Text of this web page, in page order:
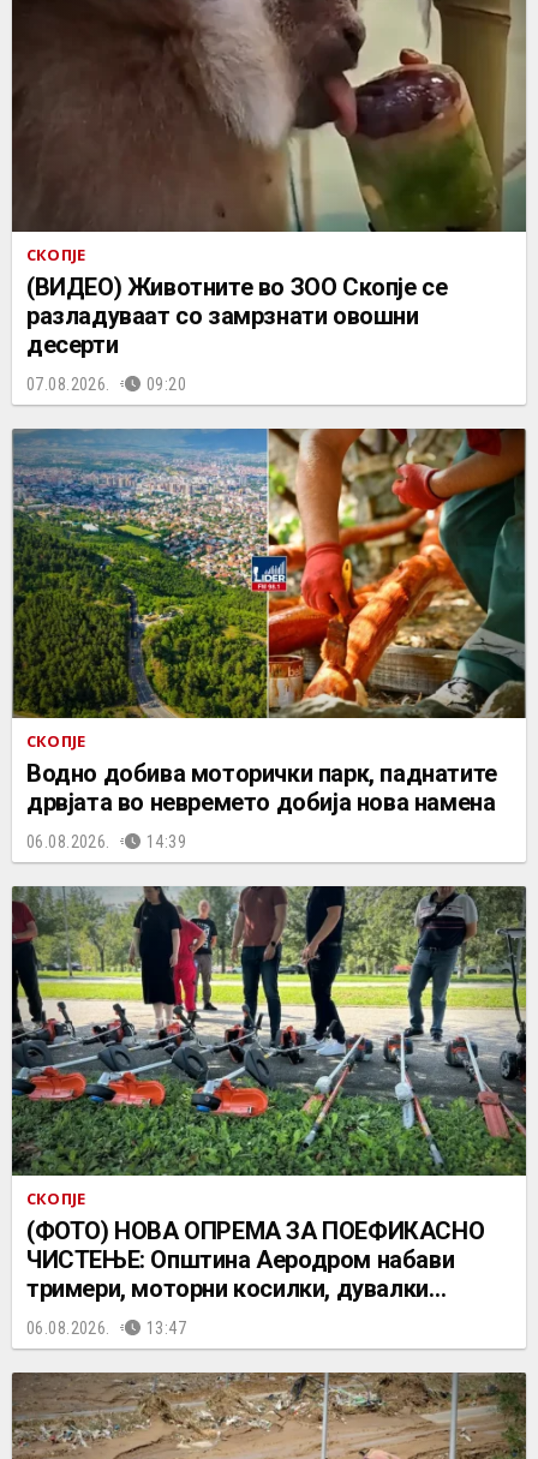
СКОПЈЕ
(ВИДЕО) Животните во ЗОО Скопје се
разладуваат со замрзнати овошни
десерти
07.08.2026. 09:20
СКОПЈЕ
Водно добива моторички парк, паднатите
дрвјата во невремето добија нова намена
06.08.2026. 14:39
СКОПЈЕ
(ФОТО) НОВА ОПРЕМА ЗА ПОЕФИКАСНО
ЧИСТЕЊЕ: Општина Аеродром набави
тримери, моторни косилки, дувалки…
06.08.2026. 13:47